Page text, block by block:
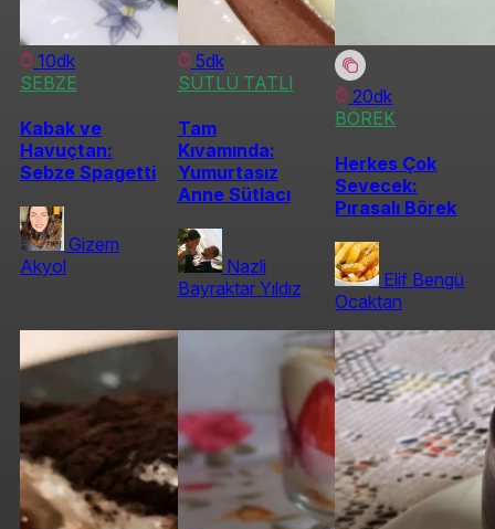
10dk
SEBZE
Kabak ve
Havuçtan:
Sebze Spagetti
Gizem
Akyol
5dk
SÜTLÜ TATLI
Tam
Kıvamında:
Yumurtasız
Anne Sütlacı
Nazli
Bayraktar Yıldız
20dk
BÖREK
Herkes Çok
Sevecek:
Pırasalı Börek
Elif Bengü
Ocaktan